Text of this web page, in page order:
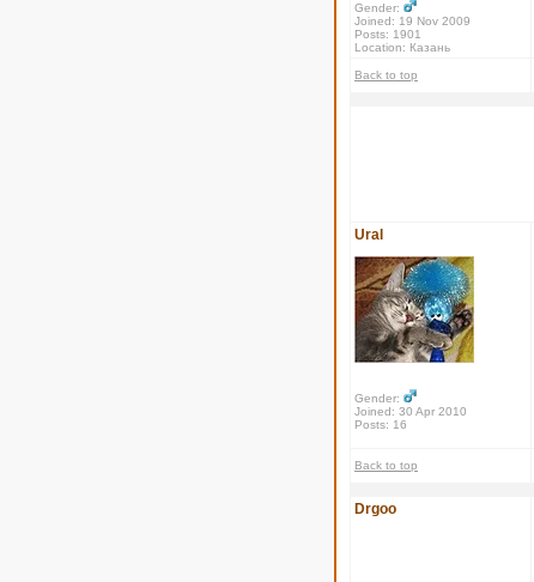
Gender:
Joined: 19 Nov 2009
Posts: 1901
Location: Казань
Back to top
Ural
Gender:
Joined: 30 Apr 2010
Posts: 16
Back to top
Drgoo